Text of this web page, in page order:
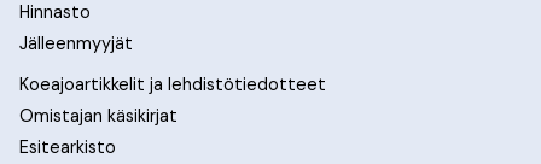
Hinnasto
Jälleenmyyjät
Koeajoartikkelit ja lehdistötiedotteet
Omistajan käsikirjat
Esitearkisto